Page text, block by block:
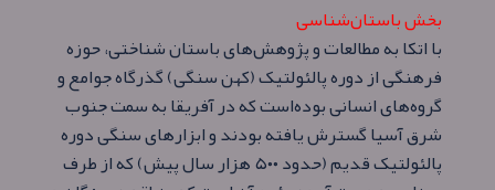
بخش باستان‌شناسی
با اتکا به مطالعات و پژوهش‌های باستان شناختی، حوزه
فرهنگی از دوره پالئولتیک (کهن سنگی) گذرگاه جوامع و
گروه‌های انسانی بوده‌است که در آفریقا به سمت جنوب
شرق آسیا گسترش یافته بودند و ابزارهای سنگی دوره
پالئولتیک قدیم (حدود ۵۰۰ هزار سال پیش) که از طرف